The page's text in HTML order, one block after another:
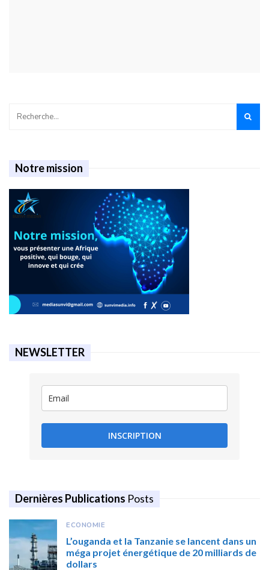
Notre mission
NEWSLETTER
INSCRIPTION
Dernières Publications Posts
ECONOMIE
L’ouganda et la Tanzanie se lancent dans un
méga projet énergétique de 20 milliards de
dollars